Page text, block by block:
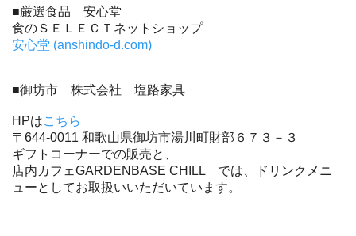
■厳選食品 安心堂
食のＳＥＬＥＣＴネットショップ
安心堂 (anshindo-d.com)
■御坊市 株式会社 塩路家具
HPはこちら
〒644-0011 和歌山県御坊市湯川町財部６７３－３
ギフトコーナーでの販売と、
店内カフェGARDENBASE CHILL では、ドリンクメニ
ューとしてお取扱いいただいています。